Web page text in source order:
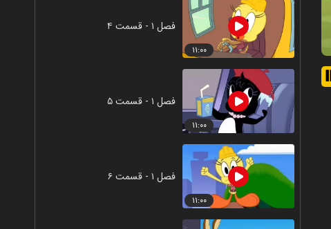
۱۱:۰۰
فصل ۱ - قسمت ۴
۱۱:۰۰
فصل ۱ - قسمت ۵
۱۱:۰۰
فصل ۱ - قسمت ۶